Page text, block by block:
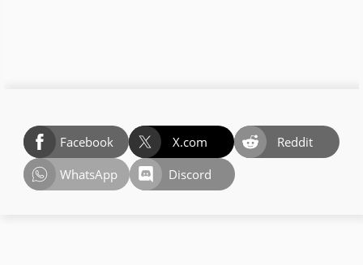
Facebook X.com
Reddit
WhatsApp
Discord